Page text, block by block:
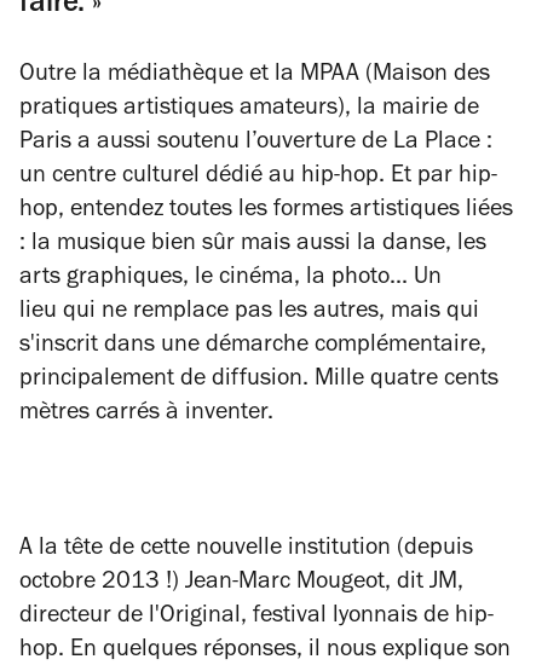
Outre la médiathèque et la MPAA (Maison des
pratiques artistiques amateurs), la mairie de
Paris a aussi soutenu l’ouverture de La Place :
un centre culturel dédié au hip-hop. Et par hip-
hop, entendez toutes les formes artistiques liées
: la musique bien sûr mais aussi la danse, les
arts graphiques, le cinéma, la photo... Un
lieu qui ne remplace pas les autres, mais qui
s'inscrit dans une démarche complémentaire,
principalement de diffusion. Mille quatre cents
mètres carrés à inventer.
A la tête de cette nouvelle institution (depuis
octobre 2013 !) Jean-Marc Mougeot, dit JM,
directeur de l'Original, festival lyonnais de hip-
hop. En quelques réponses, il nous explique son